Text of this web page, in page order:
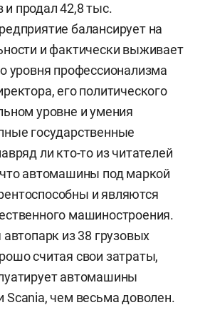
продал 42,8 тыс.
балансирует на
и фактически выживает
уровня профессионализма
его политического
уровне и умения
государственные
ли кто-то из читателей
автомашины под маркой
и являются
машиностроения.
из 38 грузовых
считая свои затраты,
автомашины
Scania, чем весьма доволен.